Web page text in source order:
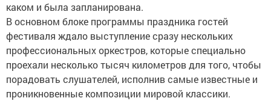
каком и была запланирована.
В основном блоке программы праздника гостей
фестиваля ждало выступление сразу нескольких
профессиональных оркестров, которые специально
проехали несколько тысяч километров для того, чтобы
порадовать слушателей, исполнив самые известные и
проникновенные композиции мировой классики.